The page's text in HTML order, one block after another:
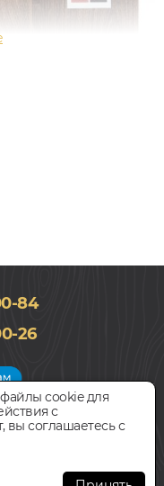
Влагостойкий
1 490руб.
КУПИТЬ
84
26
9
cookie для
с
вы соглашаетесь с